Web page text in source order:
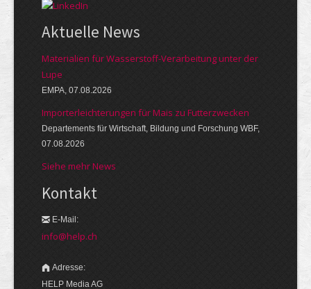
Aktuelle News
Materialien für Wasserstoff-Verarbeitung unter der
Lupe
EMPA, 07.08.2026
Importerleichterungen für Mais zu Futterzwecken
Departements für Wirtschaft, Bildung und Forschung WBF,
07.08.2026
Siehe mehr News
Kontakt
E-Mail:
info@help.ch
Adresse:
HELP Media AG